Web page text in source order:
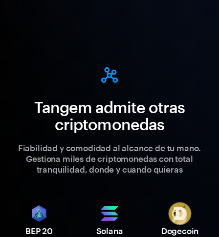
Tangem admite otras
criptomonedas
Fiabilidad y comodidad al alcance de tu mano.
Gestiona miles de criptomonedas con total
tranquilidad, donde y cuando quieras
BEP 20 Solana Dogecoin